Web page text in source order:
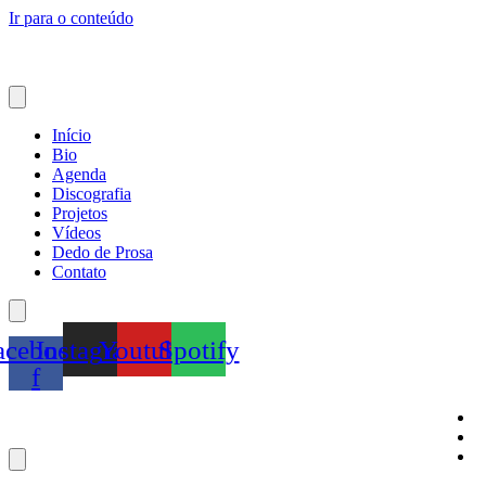
Ir para o conteúdo
Início
Bio
Agenda
Discografia
Projetos
Vídeos
Dedo de Prosa
Contato
f
InstagramYoutubeSpotify